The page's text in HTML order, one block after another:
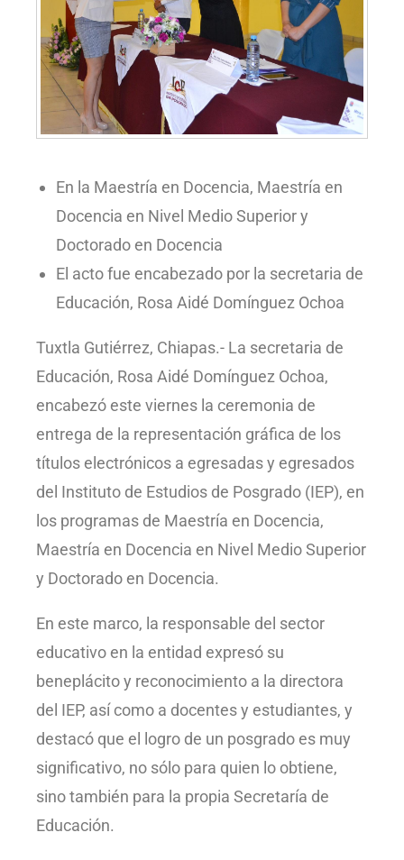
En la Maestría en Docencia, Maestría en
Docencia en Nivel Medio Superior y
Doctorado en Docencia
El acto fue encabezado por la secretaria de
Educación, Rosa Aidé Domínguez Ochoa
Tuxtla Gutiérrez, Chiapas.- La secretaria de
Educación, Rosa Aidé Domínguez Ochoa,
encabezó este viernes la ceremonia de
entrega de la representación gráfica de los
títulos electrónicos a egresadas y egresados
del Instituto de Estudios de Posgrado (IEP), en
los programas de Maestría en Docencia,
Maestría en Docencia en Nivel Medio Superior
y Doctorado en Docencia.
En este marco, la responsable del sector
educativo en la entidad expresó su
beneplácito y reconocimiento a la directora
del IEP, así como a docentes y estudiantes, y
destacó que el logro de un posgrado es muy
significativo, no sólo para quien lo obtiene,
sino también para la propia Secretaría de
Educación.